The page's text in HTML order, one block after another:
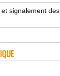
signalement des